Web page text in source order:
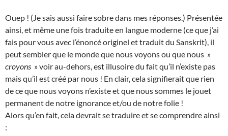
Ouep ! (Je sais aussi faire sobre dans mes réponses.) Présentée
ainsi, et même une fois traduite en langue moderne (ce que j’ai
fais pour vous avec l’énoncé originel et traduit du Sanskrit), il
peut sembler que le monde que nous voyons ou que nous »
croyons » voir au-dehors, est illusoire du fait qu’il n’existe pas
mais qu’il est créé par nous ! En clair, cela signifierait que rien
de ce que nous voyons n’existe et que nous sommes le jouet
permanent de notre ignorance et/ou de notre folie !
Alors qu’en fait, cela devrait se traduire et se comprendre ainsi
: